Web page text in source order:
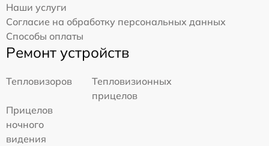
Наши услуги
Согласие на обработку персональных данных
Способы оплаты
Ремонт устройств
Тепловизоров
Тепловизионных
прицелов
Прицелов
ночного
видения